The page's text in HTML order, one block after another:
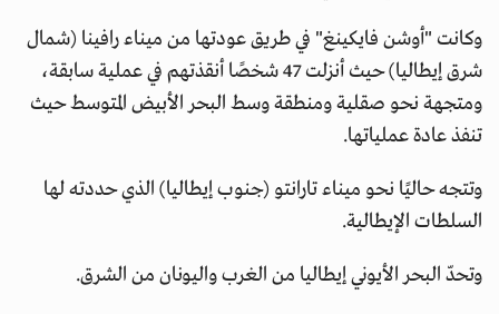
وكانت "أوشن فايكينغ" في طريق عودتها من ميناء رافينا (شمال
شرق إيطاليا) حيث أنزلت 47 شخصًا أنقذتهم في عملية سابقة،
ومتجهة نحو صقلية ومنطقة وسط البحر الأبيض المتوسط حيث
تنفذ عادة عملياتها.
وتتجه حاليًا نحو ميناء تارانتو (جنوب إيطاليا) الذي حددته لها
السلطات الإيطالية.
وتحدّ البحر الأيوني إيطاليا من الغرب واليونان من الشرق.